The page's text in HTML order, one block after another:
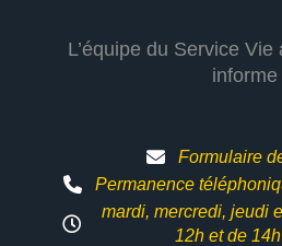
L’équipe du Service
informe
Formulaire
Permanence
mardi, mercredi, jeudi
12h etde